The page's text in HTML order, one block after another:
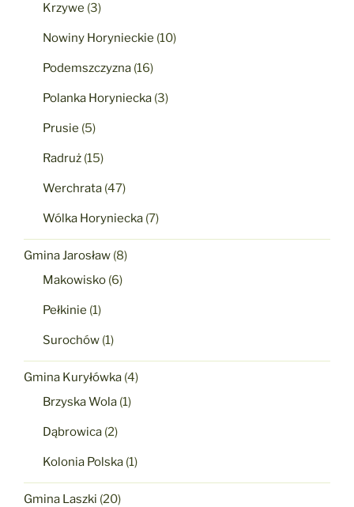
Krzywe (3)
Nowiny Horynieckie (10)
Podemszczyzna (16)
Polanka Horyniecka (3)
Prusie (5)
Radruż (15)
Werchrata (47)
Wólka Horyniecka (7)
Gmina Jarosław (8)
Makowisko (6)
Pełkinie (1)
Surochów (1)
Gmina Kuryłówka (4)
Brzyska Wola (1)
Dąbrowica (2)
Kolonia Polska (1)
Gmina Laszki (20)